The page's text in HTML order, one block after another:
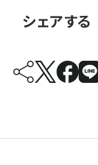
シェアする